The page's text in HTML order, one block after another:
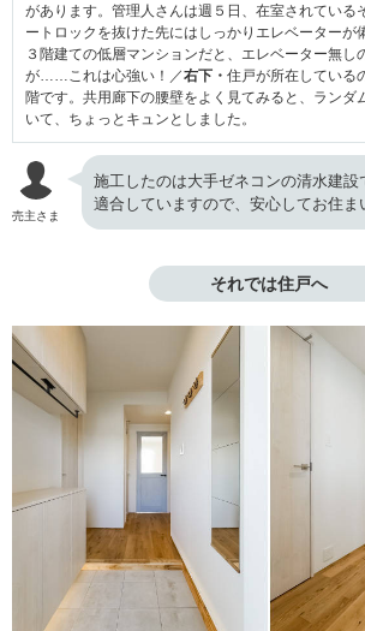
があります。管理人さんは週５日、在室されている
ートロックを抜けた先にはしっかりエレベーターが
３階建ての低層マンションだと、エレベーター無し
が……これは心強い！／右下・ 住戸が所在している
階です。共用廊下の腰壁をよく見てみると、ランダ
いて、ちょっとキュンとしました。
売主さま
施工したのは大手ゼネコンの清水建設
適合していますので、安心してお住ま
それでは住戸へ